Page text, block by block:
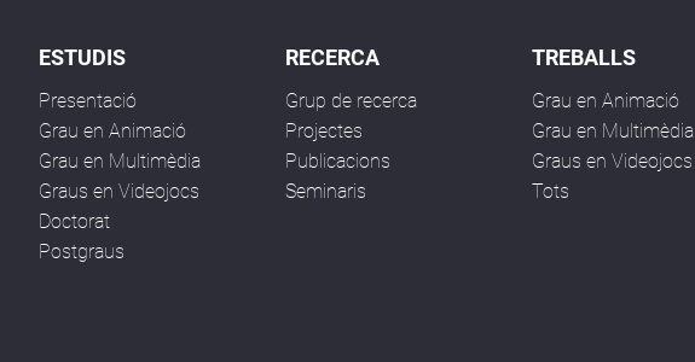
ESTUDIS
Presentació
Grau en Animació
Grau en Multimèdia
Graus en Videojocs
Doctorat
Postgraus
RECERCA
Grup de recerca
Projectes
Publicacions
Seminaris
TREBALLS
Grau en Animació
Grau en Multimèdia
Graus en Videojocs
Tots